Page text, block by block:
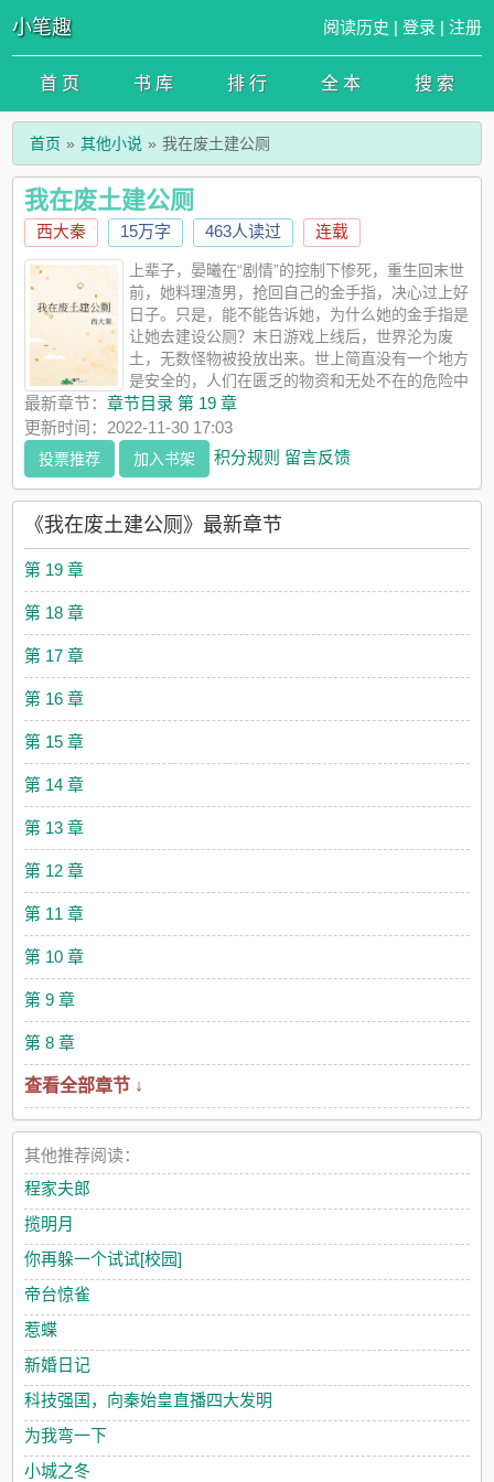
小笔趣 阅读历史 | 登录 | 注册
首 页 书 库 排 行 全 本 搜 索
首页 其他小说 我在废土建公厕
我在废土建公厕
西大秦 15万字 463人读过 连载
上辈子，晏曦在“剧情”的控制下惨死，重生回末世
前，她料理渣男，抢回自己的金手指，决心过上好
日子。只是，能不能告诉她，为什么她的金手指是
让她去建设公厕？末日游戏上线后，世界沦为废
土，无数怪物被投放出来。世上简直没有一个地方
是安全的，人们在匮乏的物资和无处不在的危险中
艰难求生。就在此时，出现了一个连锁公厕，它回收怪物的尸体
和有害垃圾，出售生存物资，还会推出农田服务，让每个人都能
租赁上一块旱涝保收的锦绣良田。所以，捡捡垃圾就能拿去换
钱？怪物尸体不用费尽地焚烧掩埋，只要送进回收机，吐出来的
都是钱？那还emo什么？遍地都是钱哪！捡垃圾使我快乐！美化
环境让我暴富！种种田就能让我过上好日子！许久之后——人民
群众：“那个连锁公厕能不能开得快一点,什么时候开到我们基地？
最新章节：章节目录 第 19 章
更新时间：2022-11-30 17:03
投票推荐 加入书架 积分规则 留言反馈
《我在废土建公厕》最新章节
第 19 章
第 18 章
第 17 章
第 16 章
第 15 章
第 14 章
第 13 章
第 12 章
第 11 章
第 10 章
第 9 章
第 8 章
查看全部章节 ↓
其他推荐阅读：
程家夫郎
揽明月
你再躲一个试试[校园]
帝台惊雀
惹蝶
新婚日记
科技强国，向秦始皇直播四大发明
为我弯一下
小城之冬